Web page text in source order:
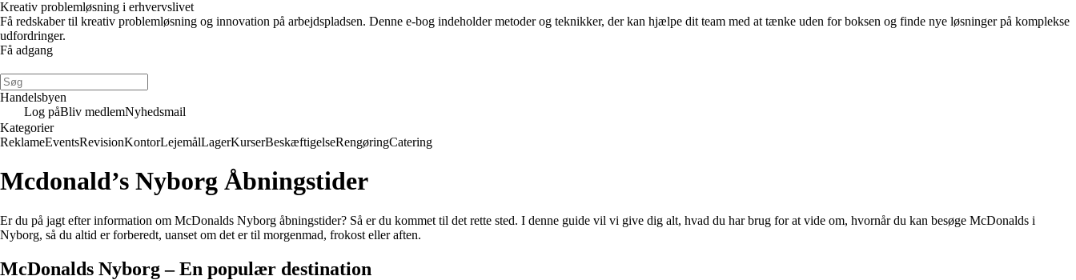
Kreativ problemløsning i erhvervslivet
Få redskaber til kreativ problemløsning og innovation på arbejdspladsen. Denne e-bog indeholder metoder og teknikker, der kan hjælpe dit team med at tænke uden for boksen og finde nye løsninger på komplekse
udfordringer.
Få adgang
Handelsbyen
Log påBliv medlemNyhedsmail
Kategorier
ReklameEventsRevisionKontorLejemålLagerKurserBeskæftigelseRengøringCatering
Mcdonald’s Nyborg Åbningstider
Er du på jagt efter information om McDonalds Nyborg åbningstider? Så er du kommet til det rette sted. I denne guide vil vi give dig alt, hvad du har brug for at vide om, hvornår du kan besøge McDonalds i
Nyborg, så du altid er forberedt, uanset om det er til morgenmad, frokost eller aften.
McDonalds Nyborg – En populær destination